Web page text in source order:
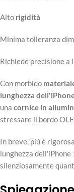
Alto rigidità
Minima tolleranza
Richiede precisione
Con morbido
lunghezza
una cornice in
stressare il bordo
In breve, più è
lunghezza
silenziosamente